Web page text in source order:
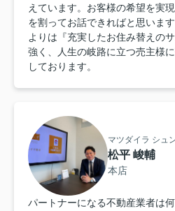
えています。お客様の希望を実
を割ってお話できればと思いま
よりは『充実したお住み替えの
強く、人生の岐路に立つ売主様
しております。
マツダイラ シュ
松平 峻輔
本店
パートナーになる不動産業者は